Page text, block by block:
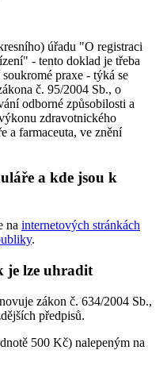
úřadu "O registraci
- tento doklad je třeba
praxe - týká se
č. 95/2004 Sb., o
odborné způsobilosti a
zdravotnického
a farmaceuta, ve znění
a kde jsou k
na internetových stránkách
.
je lze uhradit
zákon č. 634/2004 Sb.,
předpisů.
500 Kč) nalepeným na